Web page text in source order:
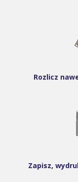
Rozlicz
Zapisz,